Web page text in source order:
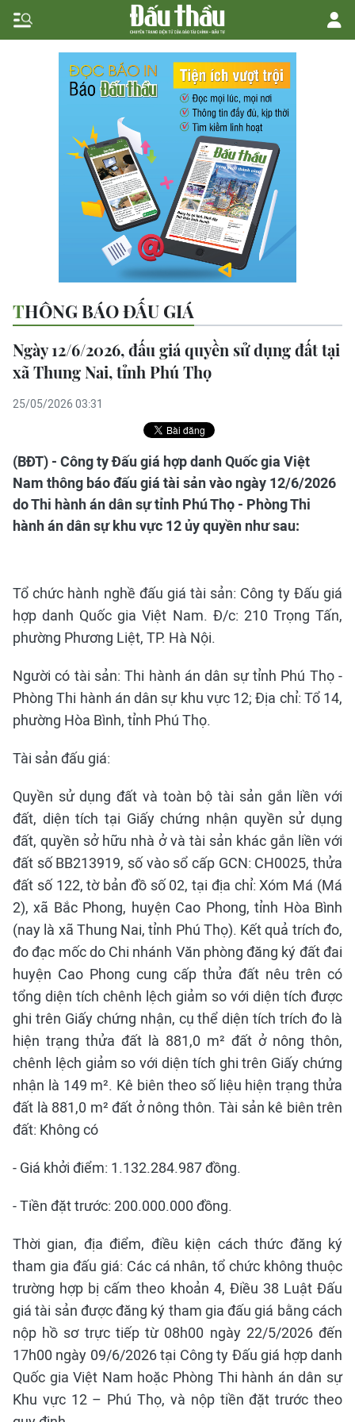
THÔNG BÁO ĐẤU GIÁ
Ngày 12/6/2026, đấu giá quyền sử dụng đất tại
xã Thung Nai, tỉnh Phú Thọ
25/05/2026 03:31
(BĐT) - Công ty Đấu giá hợp danh Quốc gia Việt
Nam thông báo đấu giá tài sản vào ngày 12/6/2026
do Thi hành án dân sự tỉnh Phú Thọ - Phòng Thi
hành án dân sự khu vực 12 ủy quyền như sau:
Tổ chức hành nghề đấu giá tài sản: Công ty Đấu giá
hợp danh Quốc gia Việt Nam. Đ/c: 210 Trọng Tấn,
phường Phương Liệt, TP. Hà Nội.
Người có tài sản: Thi hành án dân sự tỉnh Phú Thọ -
Phòng Thi hành án dân sự khu vực 12; Địa chỉ: Tổ 14,
phường Hòa Bình, tỉnh Phú Thọ.
Tài sản đấu giá:
Quyền sử dụng đất và toàn bộ tài sản gắn liền với
đất, diện tích tại Giấy chứng nhận quyền sử dụng
đất, quyền sở hữu nhà ở và tài sản khác gắn liền với
đất số BB213919, số vào sổ cấp GCN: CH0025, thửa
đất số 122, tờ bản đồ số 02, tại địa chỉ: Xóm Má (Má
2), xã Bắc Phong, huyện Cao Phong, tỉnh Hòa Bình
(nay là xã Thung Nai, tỉnh Phú Thọ). Kết quả trích đo,
đo đạc mốc do Chi nhánh Văn phòng đăng ký đất đai
huyện Cao Phong cung cấp thửa đất nêu trên có
tổng diện tích chênh lệch giảm so với diện tích được
ghi trên Giấy chứng nhận, cụ thể diện tích trích đo là
hiện trạng thửa đất là 881,0 m² đất ở nông thôn,
chênh lệch giảm so với diện tích ghi trên Giấy chứng
nhận là 149 m². Kê biên theo số liệu hiện trạng thửa
đất là 881,0 m² đất ở nông thôn. Tài sản kê biên trên
đất: Không có
- Giá khởi điểm: 1.132.284.987 đồng.
- Tiền đặt trước: 200.000.000 đồng.
Thời gian, địa điểm, điều kiện cách thức đăng ký
tham gia đấu giá: Các cá nhân, tổ chức không thuộc
trường hợp bị cấm theo khoản 4, Điều 38 Luật Đấu
giá tài sản được đăng ký tham gia đấu giá bằng cách
nộp hồ sơ trực tiếp từ 08h00 ngày 22/5/2026 đến
17h00 ngày 09/6/2026 tại Công ty Đấu giá hợp danh
Quốc gia Việt Nam hoặc Phòng Thi hành án dân sự
Khu vực 12 – Phú Thọ, và nộp tiền đặt trước theo